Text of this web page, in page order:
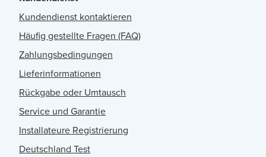
Kundendienst kontaktieren
Häufig gestellte Fragen (FAQ)
Zahlungsbedingungen
Lieferinformationen
Rückgabe oder Umtausch
Service und Garantie
Installateure Registrierung
Deutschland Test